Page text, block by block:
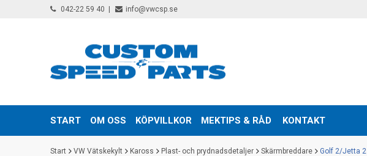
042-22 59 40 info@vwcsp.se
START OM OSS KÖPVILLKOR MEKTIPS & RÅD KONTAKT
Start VW Vätskekylt Kaross Plast- och prydnadsdetaljer Skärmbreddare Golf 2/Jetta 2